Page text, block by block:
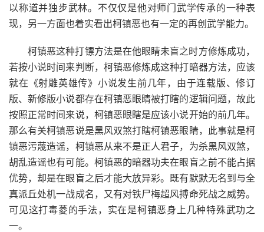
以称道并独步武林。不仅仅是他对师门武学传承的一种表
现，另一方面也着实看出柯镇恶也有一定的再创武学能力。
柯镇恶这种打镖方法是在他眼睛未盲之时方修炼成功，
若按小说时间来判断，柯镇恶修炼成这种打暗器方法，应该
就在《射雕英雄传》小说发生前几年，由于连载版、修订
版、新修版小说都存在柯镇恶眼睛被打瞎的逻辑问题，故此
按照正常时间来说，柯镇恶眼瞎是应该小说开始的前几年。
那么有关柯镇恶说是黑风双煞打瞎柯镇恶眼睛，此事就是柯
镇恶污蔑造谣，柯镇恶从来不是正人君子，为杀黑风双煞，
胡乱造谣也有可能。柯镇恶的暗器功夫在眼盲之前不能占据
优势，却是在眼盲之后才能大放异彩。既有默默无名到与全
真派丘处机一战成名，又有对铁尸梅超风搏命死战之威势。
可见这打毒菱的手法，实在是柯镇恶身上几种特殊武功之
一。